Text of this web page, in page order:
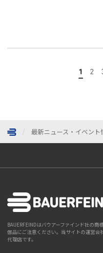
1 2
最新ニュース・イベント
ページトップへ
BAUERFEINDはバウアーファインド社の
倣品にご注意ください。当サイトの運営会
代理店です。